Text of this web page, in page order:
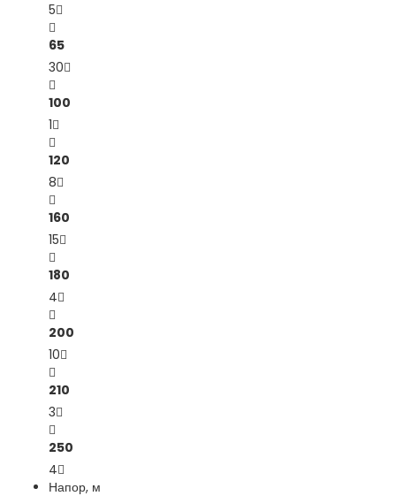
5
65
30
100
1
120
8
160
15
180
4
200
10
210
3
250
4
Напор, м